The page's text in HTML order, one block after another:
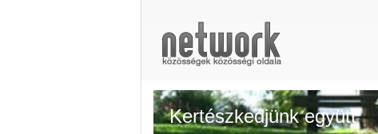
Kertészkedjünk együtt